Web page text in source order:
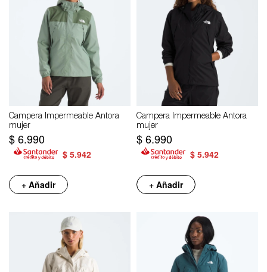
Campera Impermeable Antora
mujer
$6.990
$ 5.942
+ Añadir
Campera Impermeable Antora
mujer
$6.990
$ 5.942
+ Añadir